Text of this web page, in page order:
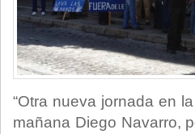
“Otra nueva jornada en
mañana Diego Navarro,